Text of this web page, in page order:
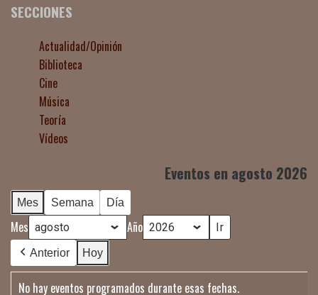
SECCIONES
Actualidad/Opinión
Biblioteca
Cine
Música
Teoría
Vídeos
Eventos en agosto 2026
Mes Semana Día
Mes Año
Anterior Hoy
No hay eventos programados durante esas fechas.